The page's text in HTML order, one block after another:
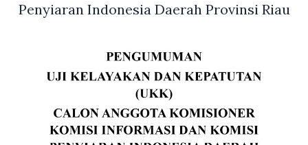
Penyiaran Indonesia Daerah Provinsi Riau